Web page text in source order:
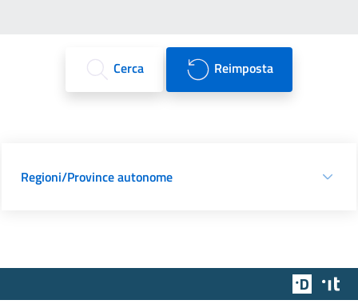
Cerca Reimposta
Regioni/Province autonome
Team